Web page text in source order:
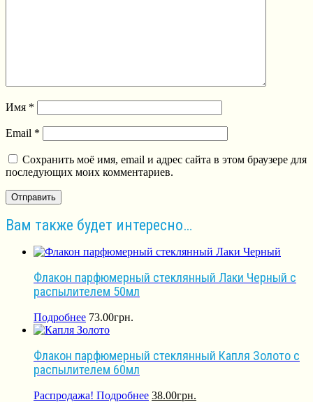
Имя *
Email *
Сохранить моё имя, email и адрес сайта в этом браузере для
последующих моих комментариев.
Вам также будет интересно…
Флакон парфюмерный стеклянный Лаки Черный с
распылителем 50мл
Подробнее 73.00грн.
Флакон парфюмерный стеклянный Капля Золото с
распылителем 60мл
Распродажа! Подробнее 38.00грн.